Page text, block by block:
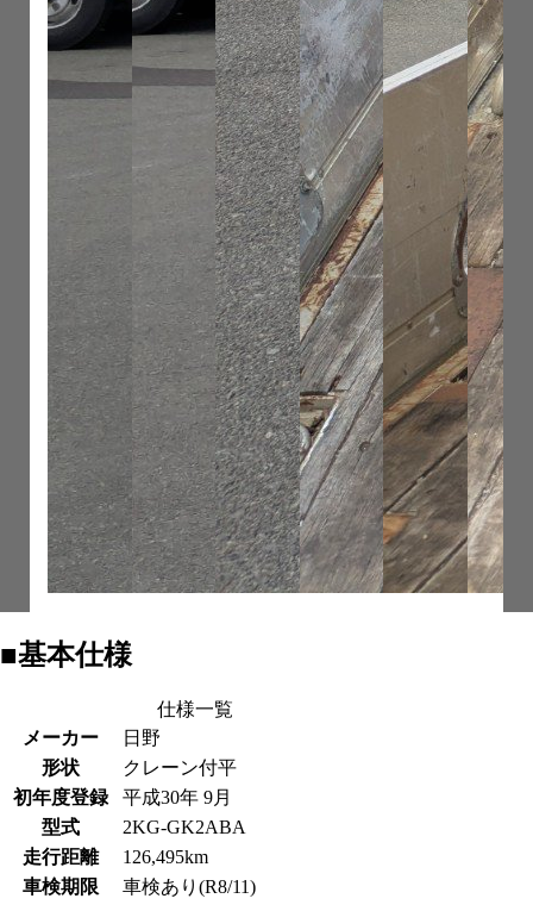
■基本仕様
仕様一覧
メーカー
日野
形状
クレーン付平
初年度登録
平成30年 9月
型式
2KG-GK2ABA
走行距離
126,495km
車検期限
車検あり(R8/11)